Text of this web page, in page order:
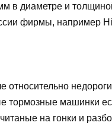
в диаметре и
фирмы, например
относительно
тормозные машинки
на гонки и